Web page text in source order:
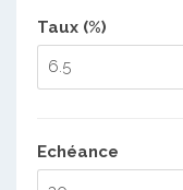
Taux (%)
Echéance